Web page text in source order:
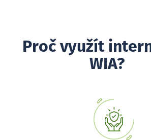
Proč využít
WIA?